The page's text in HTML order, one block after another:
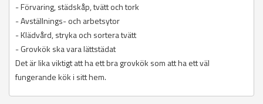
- Förvaring, städskåp, tvätt och tork
- Avställnings- och arbetsytor
- Klädvård, stryka och sortera tvätt
- Grovkök ska vara lättstädat
Det är lika viktigt att ha ett bra grovkök som att ha ett väl
fungerande kök i sitt hem.